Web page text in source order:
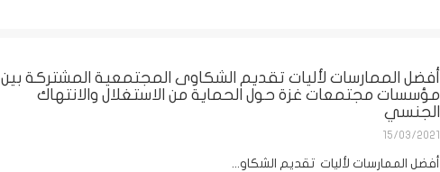
أفضل الممارسات لأليات تقديم الشكاوى المجتمعية المشتركة بين
مؤسسات مجتمعات غزة حول الحماية من الاستغلال والانتهاك
الجنسي
15/03/2021
أفضل الممارسات لأليات تقديم الشكاو...